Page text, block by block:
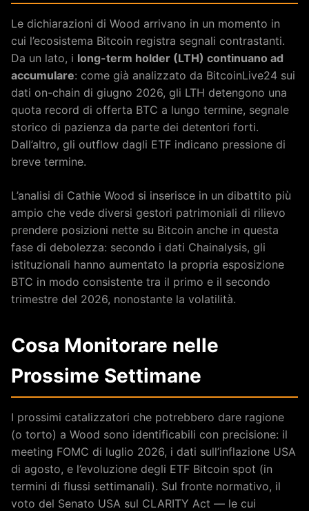
Le dichiarazioni di Wood arrivano in un momento in
cui l’ecosistema Bitcoin registra segnali contrastanti.
Da un lato, i long-term holder (LTH) continuano ad
accumulare: come già analizzato da BitcoinLive24 sui
dati on-chain di giugno 2026, gli LTH detengono una
quota record di offerta BTC a lungo termine, segnale
storico di pazienza da parte dei detentori forti.
Dall’altro, gli outflow dagli ETF indicano pressione di
breve termine.
L’analisi di Cathie Wood si inserisce in un dibattito più
ampio che vede diversi gestori patrimoniali di rilievo
prendere posizioni nette su Bitcoin anche in questa
fase di debolezza: secondo i dati Chainalysis, gli
istituzionali hanno aumentato la propria esposizione
BTC in modo consistente tra il primo e il secondo
trimestre del 2026, nonostante la volatilità.
Cosa Monitorare nelle
Prossime Settimane
I prossimi catalizzatori che potrebbero dare ragione
(o torto) a Wood sono identificabili con precisione: il
meeting FOMC di luglio 2026, i dati sull’inflazione USA
di agosto, e l’evoluzione degli ETF Bitcoin spot (in
termini di flussi settimanali). Sul fronte normativo, il
voto del Senato USA sul CLARITY Act — le cui